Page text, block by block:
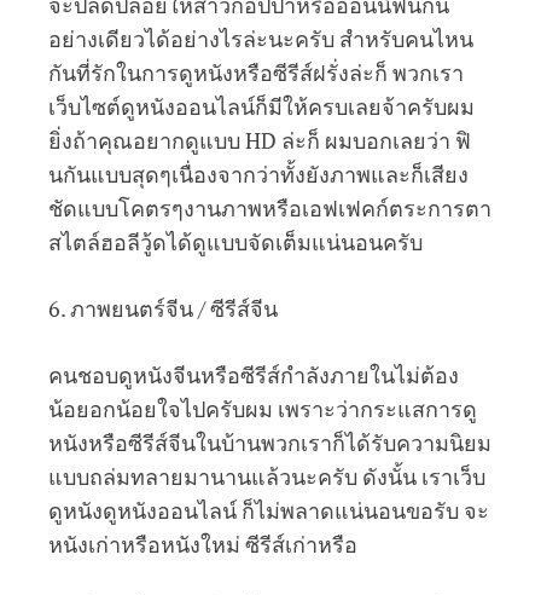
อย่างเดียวได้อย่างไรล่ะนะครับ สำหรับคนไหน
กันที่รักในการดูหนังหรือซีรีส์ฝรั่งล่ะก็ พวกเรา
เว็บไซต์ดูหนังออนไลน์ก็มีให้ครบเลยจ้าครับผม
ยิ่งถ้าคุณอยากดูแบบ HD ล่ะก็ ผมบอกเลยว่า ฟิ
นกันแบบสุดๆเนื่องจากว่าทั้งยังภาพและก็เสียง
ชัดแบบโคตรๆงานภาพหรือเอฟเฟคก์ตระการตา
สไตล์ฮอลีวู้ดได้ดูแบบจัดเต็มแน่นอนครับ
6. ภาพยนตร์จีน / ซีรีส์จีน
คนชอบดูหนังจีนหรือซีรีส์กำลังภายในไม่ต้อง
น้อยอกน้อยใจไปครับผม เพราะว่ากระแสการดู
หนังหรือซีรีส์จีนในบ้านพวกเราก็ได้รับความนิยม
แบบถล่มทลายมานานแล้วนะครับ ดังนั้น เราเว็บ
ดูหนังดูหนังออนไลน์ ก็ไม่พลาดแน่นอนขอรับ จะ
หนังเก่าหรือหนังใหม่ ซีรีส์เก่าหรือ